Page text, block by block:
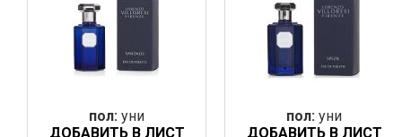
пол: уни
ДОБАВИТЬ В ЛИСТ
пол: уни
ДОБАВИТЬ В ЛИСТ